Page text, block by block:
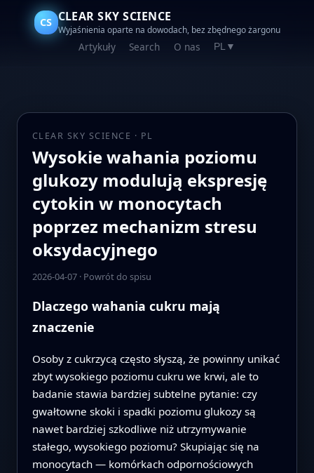
CS CLEAR SKY SCIENCE
Wyjaśnienia oparte na dowodach, bez zbędnego żargonu
Artykuły Search O nas PL▼
CLEAR SKY SCIENCE · PL
Wysokie wahania poziomu
glukozy modulują ekspresję
cytokin w monocytach
poprzez mechanizm stresu
oksydacyjnego
2026-04-07· Powrót do spisu
Dlaczego wahania cukru mają
znaczenie
Osoby z cukrzycą często słyszą, że powinny unikać
zbyt wysokiego poziomu cukru we krwi, ale to
badanie stawia bardziej subtelne pytanie: czy
gwałtowne skoki i spadki poziomu glukozy są
nawet bardziej szkodliwe niż utrzymywanie
stałego, wysokiego poziomu? Skupiając się na
monocytach — komórkach odpornościowych